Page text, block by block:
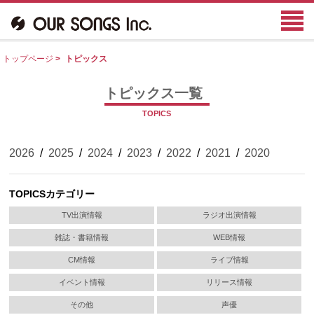
トップページ > トピックス
トピックス一覧
TOPICS
2026 / 2025 / 2024 / 2023 / 2022 / 2021 / 2020
TOPICSカテゴリー
TV出演情報 ラジオ出演情報
雑誌・書籍情報 WEB情報
CM情報 ライブ情報
イベント情報 リリース情報
その他 声優